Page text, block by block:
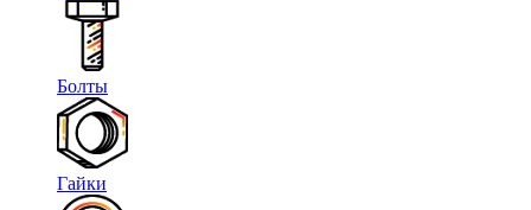
Болты
Гайки